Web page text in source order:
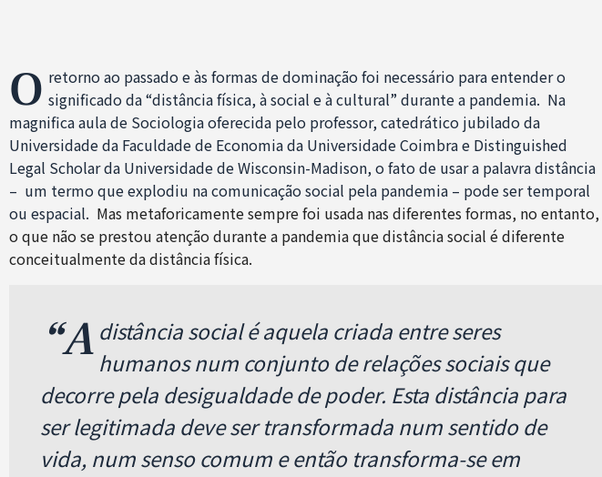
O retorno ao passado e às formas de dominação foi necessário para entender o
significado da “distância física, à social e à cultural” durante a pandemia. Na
magnifica aula de Sociologia oferecida pelo professor, catedrático jubilado da
Universidade da Faculdade de Economia da Universidade Coimbra e Distinguished
Legal Scholar da Universidade de Wisconsin-Madison, o fato de usar a palavra distância
– um termo que explodiu na comunicação social pela pandemia – pode ser temporal
ou espacial. Mas metaforicamente sempre foi usada nas diferentes formas, no entanto,
o que não se prestou atenção durante a pandemia que distância social é diferente
conceitualmente da distância física.
“A distância social é aquela criada entre seres
humanos num conjunto de relações sociais que
decorre pela desigualdade de poder. Esta distância para
ser legitimada deve ser transformada num sentido de
vida, num senso comum e então transforma-se em